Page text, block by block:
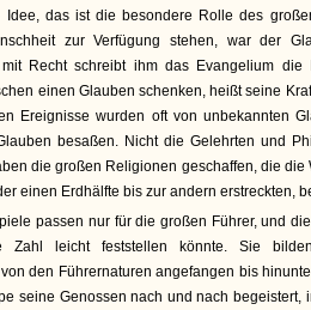
Idee, das ist die besondere Rolle des
zur Verfügung stehen, war der
Recht schreibt ihm das Evangelium die
einen Glauben schenken, heißt seine
Ereignisse wurden oft von unbekannten
besaßen. Nicht die Gelehrten und
die großen Religionen geschaffen, die die
einen Erdhälfte bis zur andern erstreckten,
passen nur für die großen Führer, und
Zahl leicht feststellen könnte. Sie
den Führernaturen angefangen bis
seine Genossen nach und nach begeistert,